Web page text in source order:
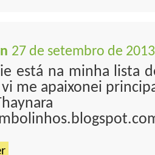
27 de setembro de
está na minha lista
me apaixonei